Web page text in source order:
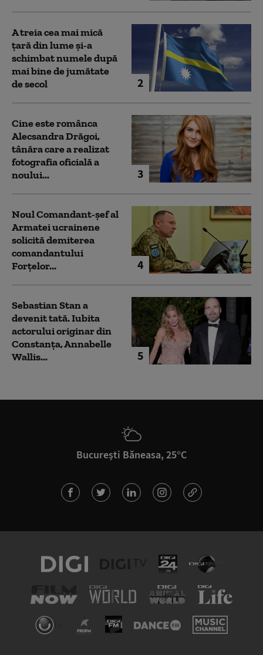
2
A treia cea mai mică
țară din lume și-a
schimbat numele după
mai bine de jumătate
de secol
3
Cine este românca
Alecsandra Drăgoi,
tânăra care a realizat
fotografia oficială a
noului...
4
Noul Comandant-șef al
Armatei ucrainene
solicită demiterea
comandantului
Forțelor...
5
Sebastian Stan a
devenit tată. Iubita
actorului originar din
Constanța, Annabelle
Wallis...
București Băneasa, 25°C